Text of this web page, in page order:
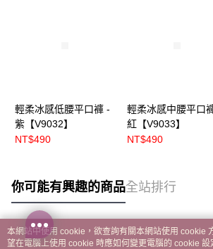
輕柔冰感低腰平口褲 -
紫【V9032】
NT$490
輕柔冰感中腰平口
紅【V9033】
NT$490
你可能有興趣的商品全站排行
熱門標籤
本網站中使用 cookie，欲查詢有關本網站使用 cookie
望在電腦上使用 cookie 時應如何變更電腦的 cookie 設